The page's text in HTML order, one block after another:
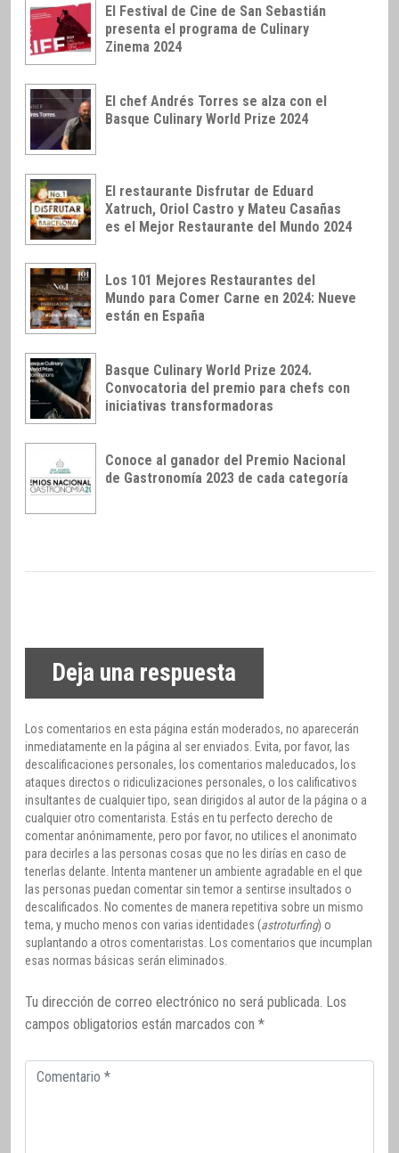
El Festival de Cine de San Sebastián
presenta el programa de Culinary
Zinema 2024
El chef Andrés Torres se alza con el
Basque Culinary World Prize 2024
El restaurante Disfrutar de Eduard
Xatruch, Oriol Castro y Mateu Casañas
es el Mejor Restaurante del Mundo 2024
Los 101 Mejores Restaurantes del
Mundo para Comer Carne en 2024: Nueve
están en España
Basque Culinary World Prize 2024.
Convocatoria del premio para chefs con
iniciativas transformadoras
Conoce al ganador del Premio Nacional
de Gastronomía 2023 de cada categoría
Deja una respuesta
Los comentarios en esta página están moderados, no aparecerán
inmediatamente en la página al ser enviados. Evita, por favor, las
descalificaciones personales, los comentarios maleducados, los
ataques directos o ridiculizaciones personales, o los calificativos
insultantes de cualquier tipo, sean dirigidos al autor de la página o a
cualquier otro comentarista. Estás en tu perfecto derecho de
comentar anónimamente, pero por favor, no utilices el anonimato
para decirles a las personas cosas que no les dirías en caso de
tenerlas delante. Intenta mantener un ambiente agradable en el que
las personas puedan comentar sin temor a sentirse insultados o
descalificados. No comentes de manera repetitiva sobre un mismo
tema, y mucho menos con varias identidades (astroturfing) o
suplantando a otros comentaristas. Los comentarios que incumplan
esas normas básicas serán eliminados.
Tu dirección de correo electrónico no será publicada. Los
campos obligatorios están marcados con *
Comentario